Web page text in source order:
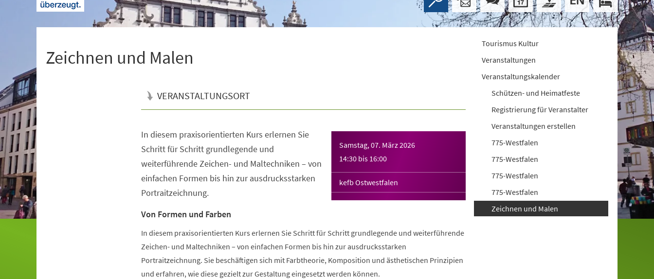
Zeichnen und Malen
VERANSTALTUNGSORT
Samstag, 07. März 2026
14:30 bis 16:00
kefb Ostwestfalen
In diesem praxisorientierten Kurs erlernen Sie
Schritt für Schritt grundlegende und
weiterführende Zeichen- und Maltechniken – von
einfachen Formen bis hin zur ausdrucksstarken
Portraitzeichnung.
Von Formen und Farben
In diesem praxisorientierten Kurs erlernen Sie Schritt für Schritt grundlegende und weiterführende
Zeichen- und Maltechniken – von einfachen Formen bis hin zur ausdrucksstarken
Portraitzeichnung. Sie beschäftigen sich mit Farbtheorie, Komposition und ästhetischen Prinzipien
und erfahren, wie diese gezielt zur Gestaltung eingesetzt werden können.
Tourismus Kultur
Veranstaltungen
Veranstaltungskalender
Schützen- und Heimatfeste
Registrierung für Veranstalter
Veranstaltungen erstellen
775-Westfalen
775-Westfalen
775-Westfalen
775-Westfalen
Zeichnen und Malen